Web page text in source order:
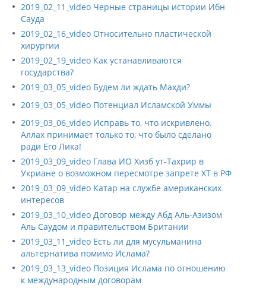
2019_02_11_video Черные страницы истории Ибн
Сауда
2019_02_16_video Относительно пластической
хирургии
2019_02_19_video Как устанавливаются
государства?
2019_03_05_video Будем ли ждать Махди?
2019_03_05_video Потенциал Исламской Уммы
2019_03_06_video Исправь то, что искривлено.
Аллах принимает только то, что было сделано
ради Его Лика!
2019_03_09_video Глава ИО Хизб ут-Тахрир в
Укриане о возможном пересмотре запрете ХТ в РФ
2019_03_09_video Катар на службе американских
интересов
2019_03_10_video Договор между Абд Аль-Азизом
Аль Саудом и правительством Британии
2019_03_11_video Есть ли для мусульманина
альтернатива помимо Ислама?
2019_03_13_video Позиция Ислама по отношению
к международным договорам